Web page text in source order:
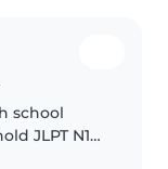
school
JLPT N1